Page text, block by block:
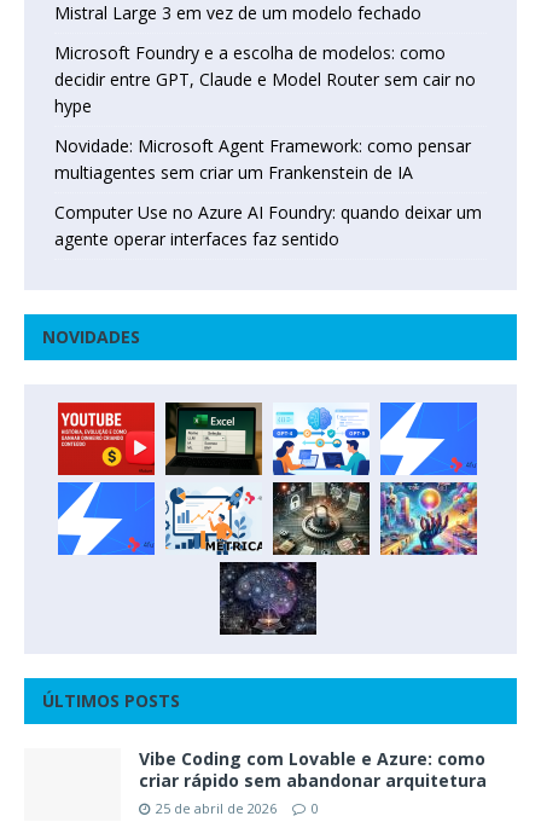
Mistral Large 3 em vez de um modelo fechado
Microsoft Foundry e a escolha de modelos: como
decidir entre GPT, Claude e Model Router sem cair no
hype
Novidade: Microsoft Agent Framework: como pensar
multiagentes sem criar um Frankenstein de IA
Computer Use no Azure AI Foundry: quando deixar um
agente operar interfaces faz sentido
NOVIDADES
ÚLTIMOS POSTS
Vibe Coding com Lovable e Azure: como
criar rápido sem abandonar arquitetura
25 de abril de 2026 0